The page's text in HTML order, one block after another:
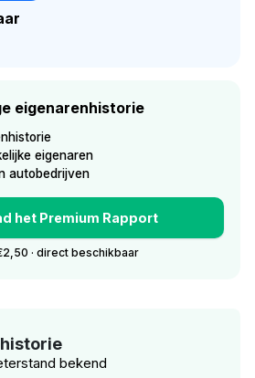
eigenarenhistorie
eigenaren
autobedrijven
het Premium Rapport
· direct beschikbaar
bekend